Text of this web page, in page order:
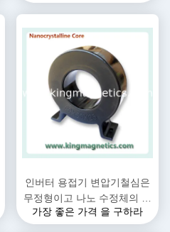
인버터 용접기 변압기철심은
무정형이고 나노 수정체의 소
재로 만들었습니다
가장 좋은 가격 을 구하라